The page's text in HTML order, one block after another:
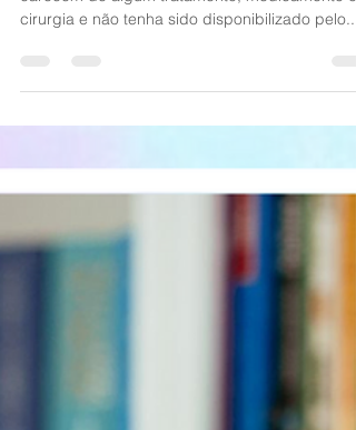
Para auxílio de crianças e adolescentes que